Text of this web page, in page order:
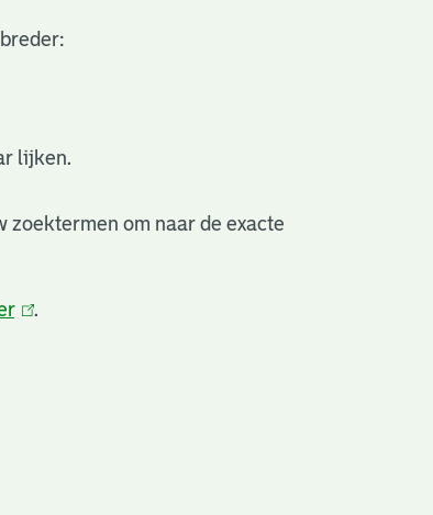
lijken.
zoektermen om naar de exacte
(link
.